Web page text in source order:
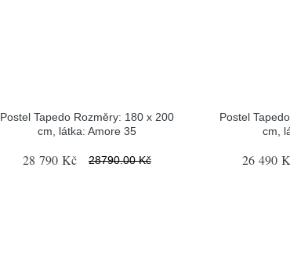
Postel Tapedo Rozměry: 180 x 200
cm, látka: Amore 35
28 790 Kč 28790.00 Kč
Postel
cm,
26 490